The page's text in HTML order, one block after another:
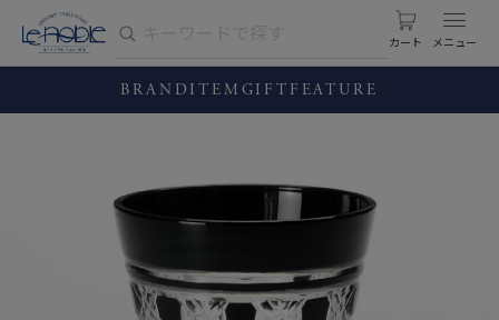
カート
BRANDITEM GIFT FEATURE